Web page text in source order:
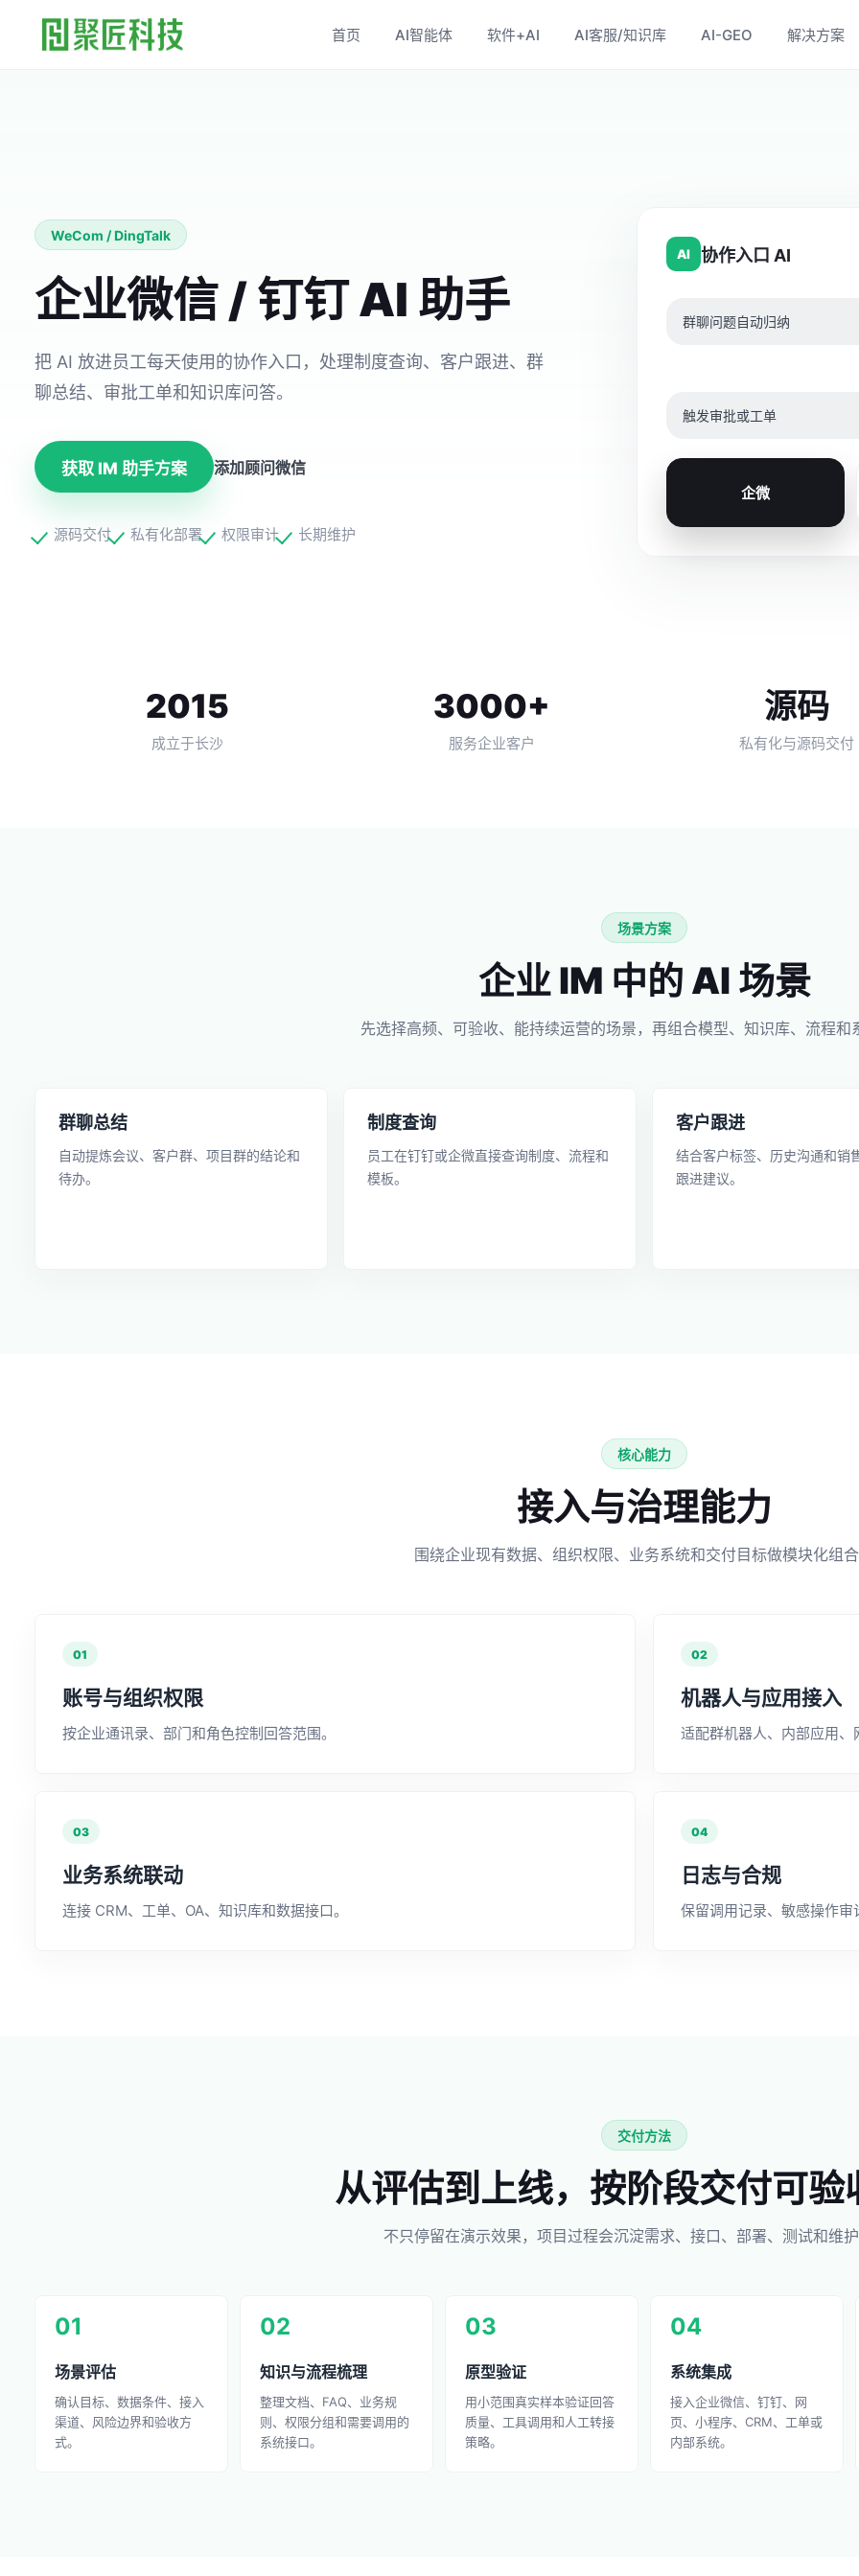
首页 AI智能体 软件+AI AI客服/知识库 AI-GEO 解决方案
WeCom / DingTalk
企业微信 / 钉钉 AI 助手
把 AI 放进员工每天使用的协作入口，处理制度查询、客户跟进、群
聊总结、审批工单和知识库问答。
获取 IM 助手方案 添加顾问微信
源码交付 私有化部署 权限审计 长期维护
AI 协作入口 AI
群聊问题自动归纳
触发审批或工单
企微
2015
成立于长沙
3000+
服务企业客户
源码
私有化与源码交付
场景方案
企业 IM 中的 AI 场景
先选择高频、可验收、能持续运营的场景，再组合模型、知识库、流程和
群聊总结
自动提炼会议、客户群、项目群的结论和
待办。
制度查询
员工在钉钉或企微直接查询制度、流程和
模板。
客户跟进
结合客户标签、历史沟通和销
跟进建议。
核心能力
接入与治理能力
围绕企业现有数据、组织权限、业务系统和交付目标做模块化组
01
账号与组织权限
按企业通讯录、部门和角色控制回答范围。
02
机器人与应用接入
适配群机器人、内部应用、
03
业务系统联动
连接 CRM、工单、OA、知识库和数据接口。
04
日志与合规
保留调用记录、敏感操作
交付方法
从评估到上线，按阶段交付可验
不只停留在演示效果，项目过程会沉淀需求、接口、部署、测试和维
01
场景评估
确认目标、数据条件、接入
渠道、风险边界和验收方
式。
02
知识与流程梳理
整理文档、FAQ、业务规
则、权限分组和需要调用的
系统接口。
03
原型验证
用小范围真实样本验证回答
质量、工具调用和人工转接
策略。
04
系统集成
接入企业微信、钉钉、网
页、小程序、CRM、工单或
内部系统。